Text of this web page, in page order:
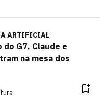
ARTIFICIAL
do G7, Claude e
na mesa dos